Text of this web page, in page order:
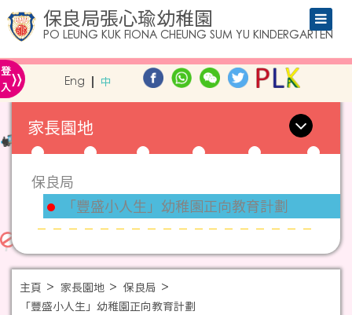
保良局張心瑜幼稚園
PO LEUNG KUK FIONA CHEUNG SUM YU KINDERGARTEN
登
入» Eng 中
家長園地
保良局
「豐盛小人生」幼稚園正向教育計劃
主頁 家長園地
保良局
「豐盛小人生」幼稚園正向教育計劃